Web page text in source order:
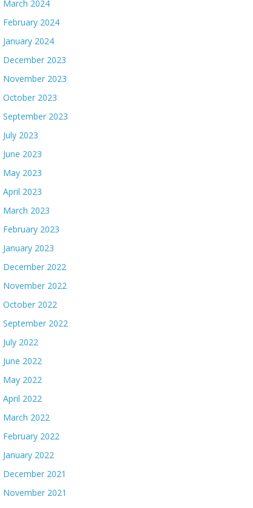
March 2024
February 2024
January 2024
December 2023
November 2023
October 2023
September 2023
July 2023
June 2023
May 2023
April 2023
March 2023
February 2023
January 2023
December 2022
November 2022
October 2022
September 2022
July 2022
June 2022
May 2022
April 2022
March 2022
February 2022
January 2022
December 2021
November 2021